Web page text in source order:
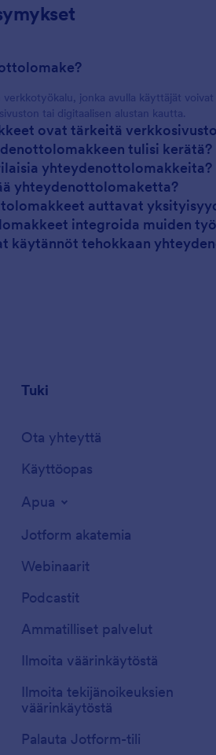
jonka avulla käyttäjät
tai digitaalisen alustan kautta.
ovat tärkeitä
tulisi kerätä?
yhteydenottolomakkeita?
yhteydenottolomaketta?
auttavat
integroida muiden
käytännöt tehokkaan
Tuki
Ota yhteyttä
Käyttöopas
Apua
Jotform akatemia
Webinaarit
Podcastit
Ammatilliset palvelut
Ilmoita väärinkäytöstä
Ilmoita tekijänoikeuksien
väärinkäytöstä
Palauta Jotform-tili